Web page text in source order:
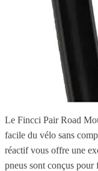
Le Fincci Pair Road
facile du vélo sans
réactif vous offre une
pneus sont conçus